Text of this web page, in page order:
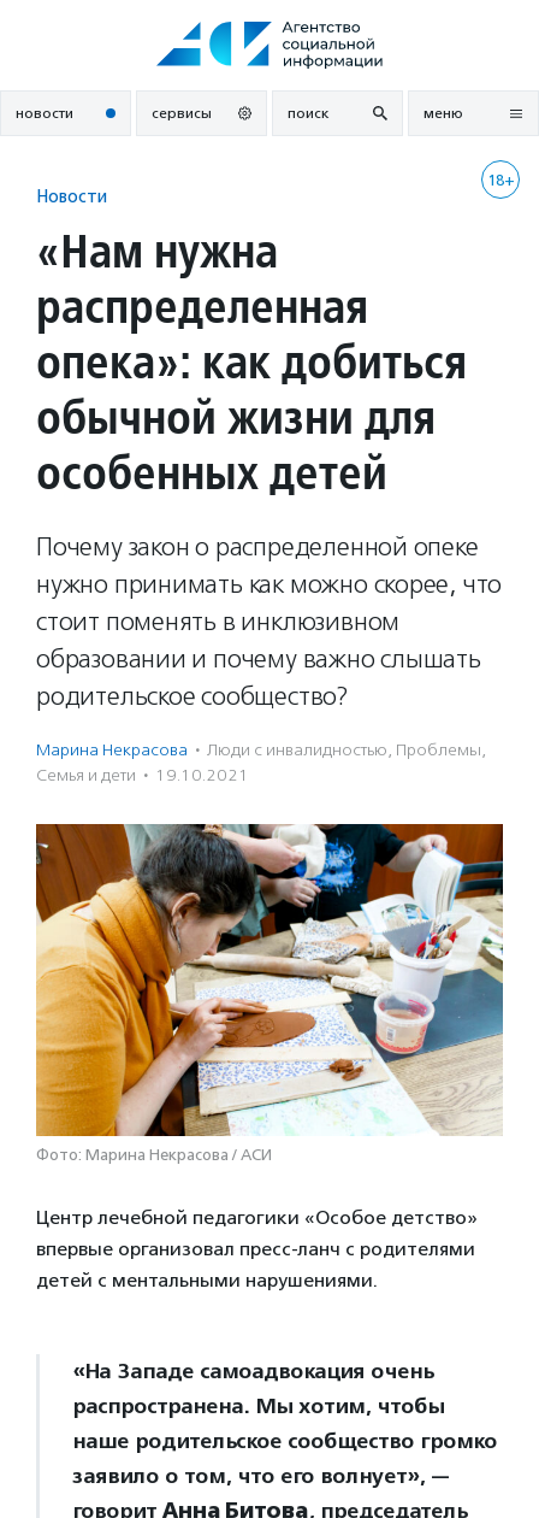
новости сервисы поиск меню
18+
Новости
«Нам нужна
распределенная
опека»: как добиться
обычной жизни для
особенных детей
Почему закон о распределенной опеке
нужно принимать как можно скорее, что
стоит поменять в инклюзивном
образовании и почему важно слышать
родительское сообщество?
Марина Некрасова · Люди с инвалидностью, Проблемы,
Семья и дети · 19.10.2021
Фото: Марина Некрасова / АСИ
Центр лечебной педагогики «Особое детство»
впервые организовал пресс-ланч с родителями
детей с ментальными нарушениями.
«На Западе самоадвокация очень
распространена. Мы хотим, чтобы
наше родительское сообщество громко
заявило о том, что его волнует», —
говорит Анна Битова, председатель